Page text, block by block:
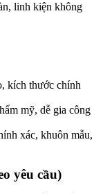
linh kiện không
kích thước chính
mỹ, dễ gia công
xác, khuôn mẫu,
yêu cầu)